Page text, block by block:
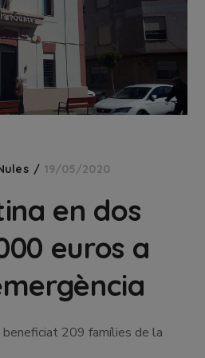
19/05/2020
en dos
euros a
beneficiat 209 famílies de la